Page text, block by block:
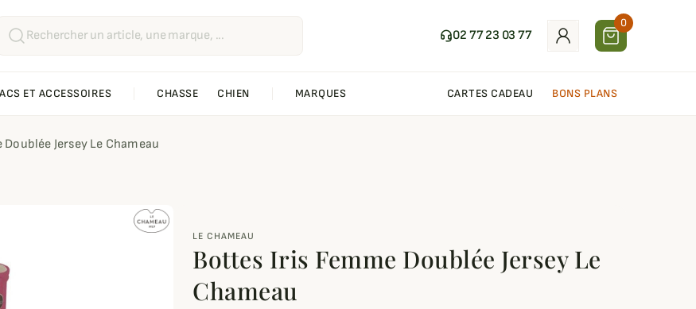
02 77 23 03 77
0
ET ACCESSOIRES CHASSE CHIEN MARQUES CARTES CADEAU BONS PLANS
Jersey Le Chameau
LE CHAMEAU
Bottes Iris Femme Doublée Jersey Le
Chameau